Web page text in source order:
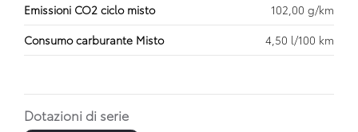
Emissioni CO2 ciclo misto
102,00 g/km
Consumo carburante Misto
4,50 l/100 km
Dotazioni di serie